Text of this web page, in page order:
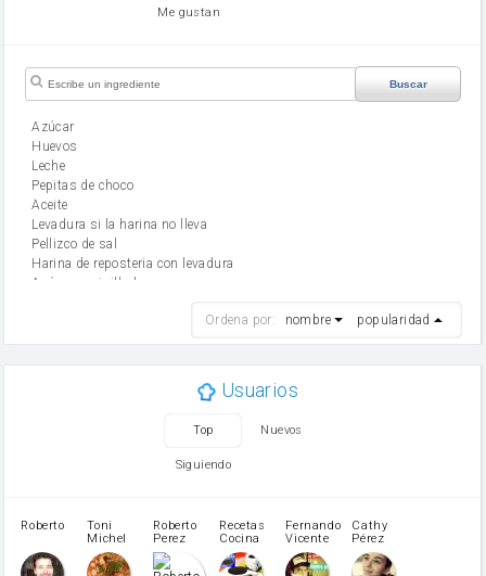
Me gustan
Buscar
Azúcar
huevos
leche
Pepitas de choco
aceite
Levadura si la harina no lleva
Pellizco de sal
Harina de reposteria con levadura
Azúcar avainillado
mantequilla
Harina para bizcocho
patatas
Ordena por: nombre popularidad
Usuarios
Top Nuevos
Siguiendo
Roberto
Toni
Michel
Caubet
Roberto
Perez
Muñoz
Recetas
Cocina
Fernando
Vicente
Cathy
Pérez